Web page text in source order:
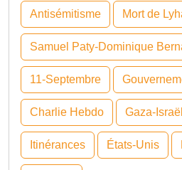
Antisémitisme Mort de
Samuel Paty-Dominique
11-Septembre
Charlie Hebdo Gaza-Israël
Itinérances États-Unis